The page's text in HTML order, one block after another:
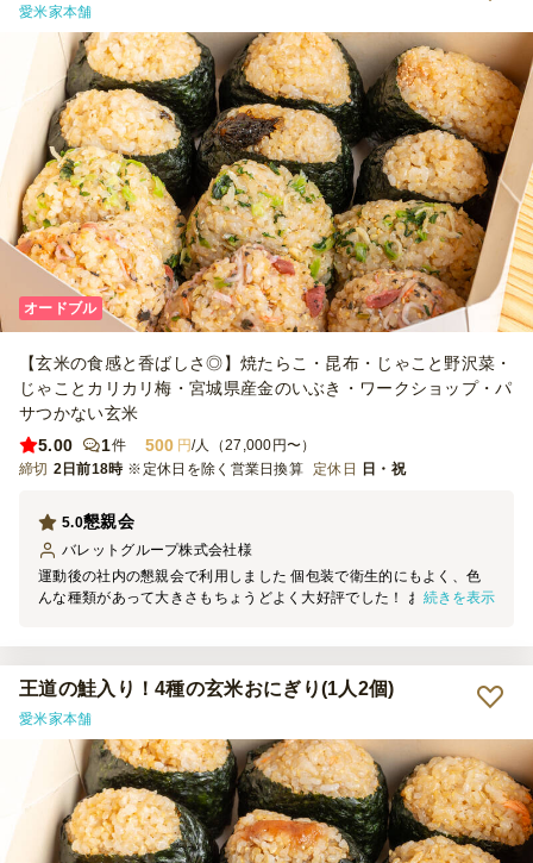
愛米家本舗
オードブル
【玄米の食感と香ばしさ◎】焼たらこ・昆布・じゃこと野沢菜・
じゃことカリカリ梅・宮城県産金のいぶき・ワークショップ・パ
サつかない玄米
5.00
1件 500 円/人（27,000円〜）
締切 2日前18時 ※定休日を除く営業日換算 定休日 日・祝
懇親会
5.0
バレットグループ株式会社様
運動後の社内の懇親会で利用しました 個包装で衛生的にもよく、色
んな種類があって大きさもちょうどよく大好評でした！ お米も固す
続きを表示
王道の鮭入り！4種の玄米おにぎり(1人2個)
愛米家本舗